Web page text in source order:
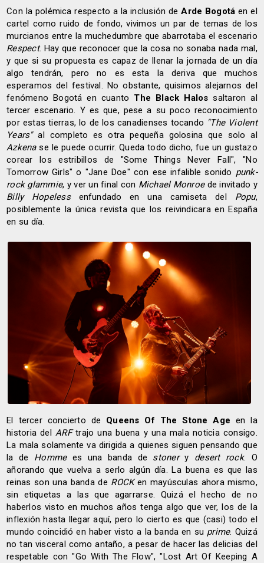
Con la polémica respecto a la inclusión deArde Bogotá en el
cartel como ruido de fondo, vivimos un par de temas de los
murcianos entre la muchedumbre que abarrotaba el escenario
Respect. Hay que reconocer que la cosa no sonaba nada mal,
y que si su propuesta es capaz de llenar la jornada de un día
algo tendrán, pero no es esta la deriva que muchos
esperamos del festival. No obstante, quisimos alejarnos del
fenómeno Bogotá en cuanto The Black Halos saltaron al
tercer escenario. Y es que, pese a su poco reconocimiento
por estas tierras, lo de los canadienses tocando "The Violent
Years"al completo es otra pequeña golosina que solo al
Azkenase le puede ocurrir. Queda todo dicho, fue un gustazo
corear los estribillos de "Some Things Never Fall", "No
Tomorrow Girls" o "Jane Doe" con ese infalible sonido punk-
rock glammie, y ver un final con Michael Monroede invitado y
Billy Hopelessenfundado en una camiseta del Popu,
posiblemente la única revista que los reivindicara en España
en su día.
El tercer concierto de Queens Of The Stone Age en la
historia delARFtrajo una buena y una mala noticia consigo.
La mala solamente va dirigida a quienes siguen pensando que
la de Hommees una banda de stonery desert rock. O
añorando que vuelva a serlo algún día. La buena es que las
reinas son una banda de ROCKen mayúsculas ahora mismo,
sin etiquetas a las que agarrarse. Quizá el hecho de no
haberlos visto en muchos años tenga algo que ver, los de la
inflexión hasta llegar aquí, pero lo cierto es que (casi) todo el
mundo coincidió en haber visto a la banda en su prime. Quizá
no tan visceral como antaño, a pesar de hacer las delicias del
respetable con "Go With The Flow", "Lost Art Of Keeping A